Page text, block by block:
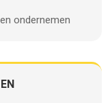
ondernemen